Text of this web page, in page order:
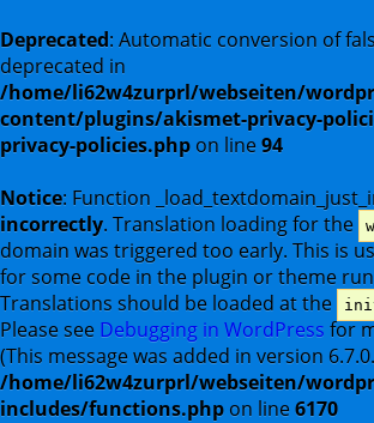
Deprecated: Automatic conversion of
deprecated in
/home/li62w4zurprl/webseiten/
content/plugins/akismet-privacy-
privacy-policies.php on line94
Notice: Function
incorrectly. Translation loading for the
domain was triggered too early. This is
for some code in the plugin or theme
Translations should be loaded at the
Please see Debugging in WordPress for
(This message was added in version
/home/li62w4zurprl/webseiten/
includes/functions.php on line6170